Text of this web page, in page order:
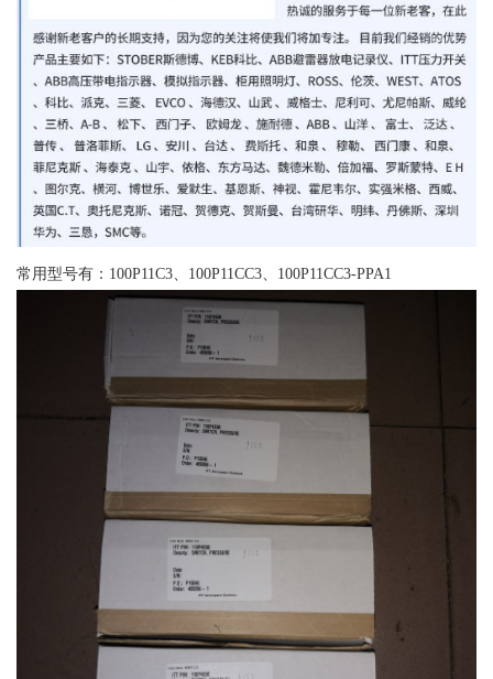
常用型号有：100P11C3、100P11CC3、100P11CC3-PPA1